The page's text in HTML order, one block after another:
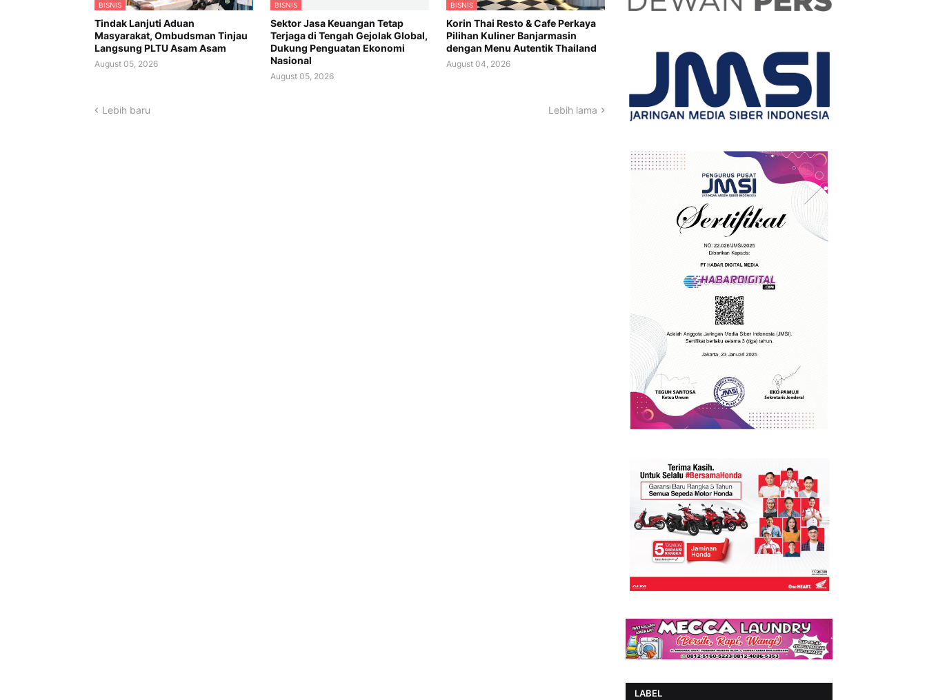
BISNIS
Tindak Lanjuti Aduan
Masyarakat, Ombudsman Tinjau
Langsung PLTU Asam Asam
August 05, 2026
BISNIS
Sektor Jasa Keuangan Tetap
Terjaga di Tengah Gejolak Global,
Dukung Penguatan Ekonomi
Nasional
August 05, 2026
BISNIS
Korin Thai Resto & Cafe Perkaya
Pilihan Kuliner Banjarmasin
dengan Menu Autentik Thailand
August 04, 2026
Lebih baru Lebih lama
LABEL